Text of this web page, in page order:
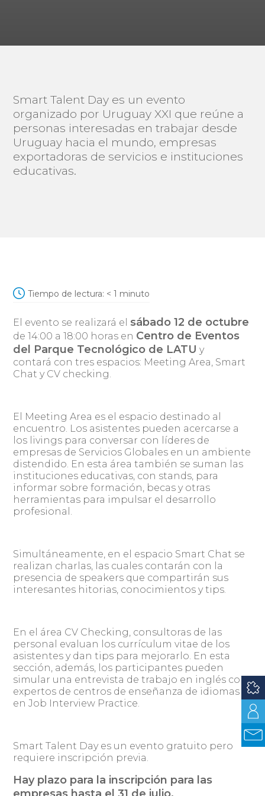
Smart Talent Day es un evento
organizado por Uruguay XXI que reúne a
personas interesadas en trabajar desde
Uruguay hacia el mundo, empresas
exportadoras de servicios e instituciones
educativas.
Tiempo de lectura: < 1 minuto
El evento se realizará el sábado 12 de octubre
de 14:00 a 18:00 horas en Centro de Eventos
del Parque Tecnológico de LATU y
contará con tres espacios: Meeting Area, Smart
Chat y CV checking.
El Meeting Area es el espacio destinado al
encuentro. Los asistentes pueden acercarse a
los livings para conversar con líderes de
empresas de Servicios Globales en un ambiente
distendido. En esta área también se suman las
instituciones educativas, con stands, para
informar sobre formación, becas y otras
herramientas para impulsar el desarrollo
profesional.
Simultáneamente, en el espacio Smart Chat se
realizan charlas, las cuales contarán con la
presencia de speakers que compartirán sus
interesantes hitorias, conocimientos y tips.
En el área CV Checking, consultoras de las
personal evaluan los currículum vitae de los
asistentes y dan tips para mejorarlo. En esta
sección, además, los participantes pueden
simular una entrevista de trabajo en inglés con
expertos de centros de enseñanza de idiomas
en Job Interview Practice.
Smart Talent Day es un evento gratuito pero
requiere inscripción previa.
Hay plazo para la inscripción para las